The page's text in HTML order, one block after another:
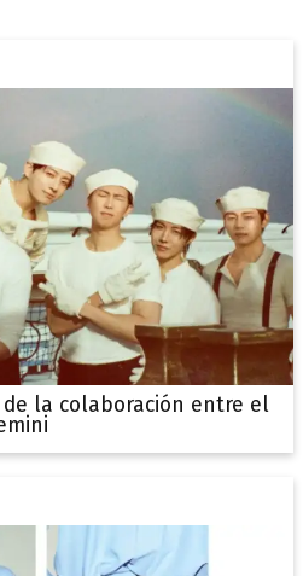
la colaboración entre el